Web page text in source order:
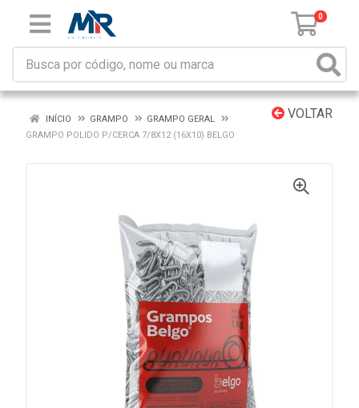
0
VOLTAR
INÍCIO GRAMPO
GRAMPO GERAL
GRAMPO POLIDO P/CERCA 7/8X12 (16X10) BELGO